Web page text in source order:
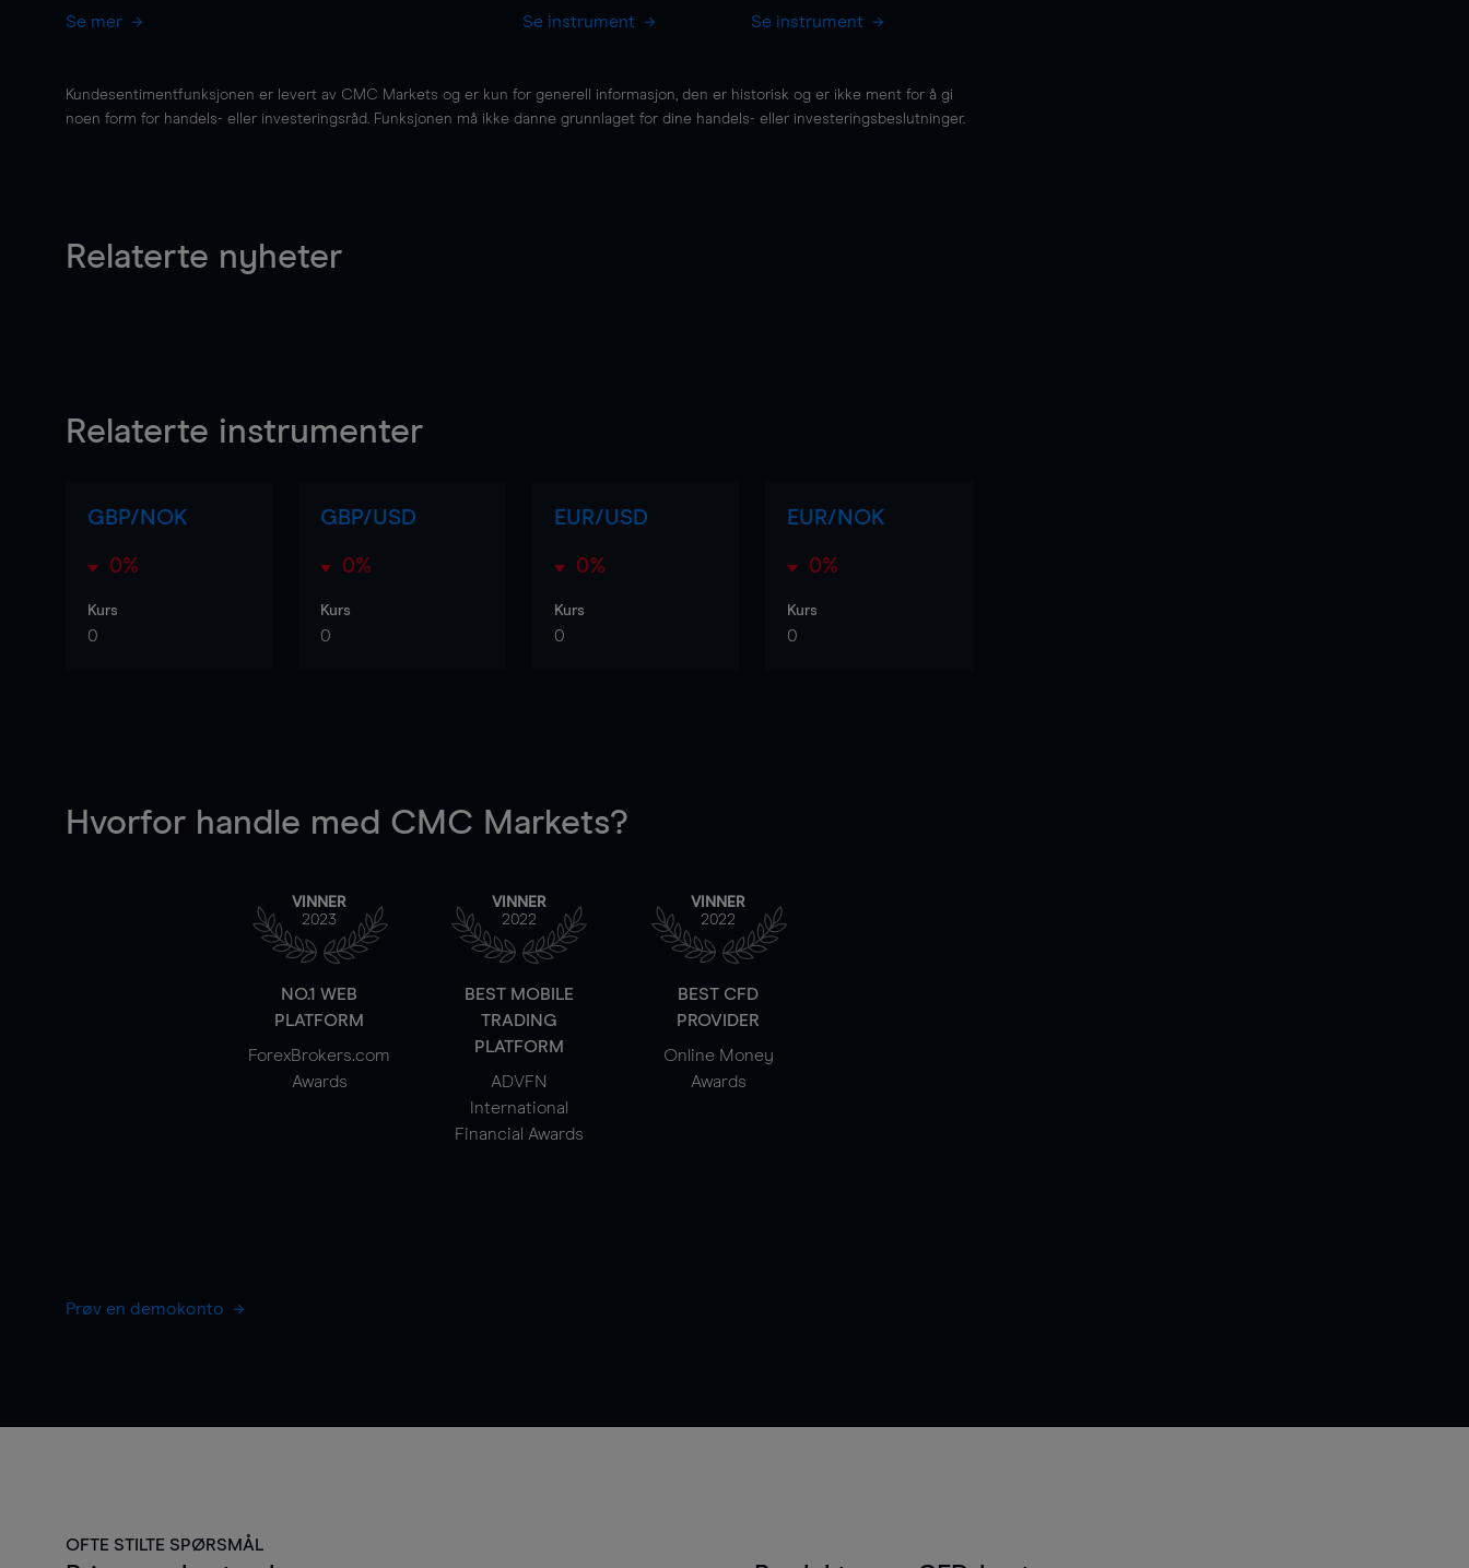
Se mer Se instrument Se instrument
Kundesentimentfunksjonen er levert av CMC Markets og er kun for generell informasjon, den er historisk og er ikke ment for å gi
noen form for handels- eller investeringsråd. Funksjonen må ikke danne grunnlaget for dine handels- eller investeringsbeslutninger.
Relaterte nyheter
Relaterte instrumenter
GBP/NOK
0%
Kurs
0
GBP/USD
0%
Kurs
0
EUR/USD
0%
Kurs
0
EUR/NOK
0%
Kurs
0
Hvorfor handle med CMC Markets?
VINNER
2023
NO.1 WEB
PLATFORM
ForexBrokers.com
Awards
VINNER
2022
BEST MOBILE
TRADING
PLATFORM
ADVFN
International
Financial Awards
VINNER
2022
BEST CFD
PROVIDER
Online Money
Awards
Prøv en demokonto
OFTE STILTE SPØRSMÅL